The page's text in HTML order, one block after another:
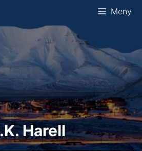
Meny
Harell